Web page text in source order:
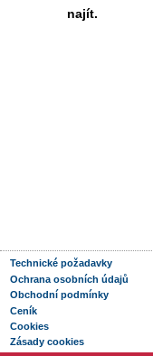
najít.
Technické požadavky
Ochrana osobních údajů
Obchodní podmínky
Ceník
Cookies
Zásady cookies